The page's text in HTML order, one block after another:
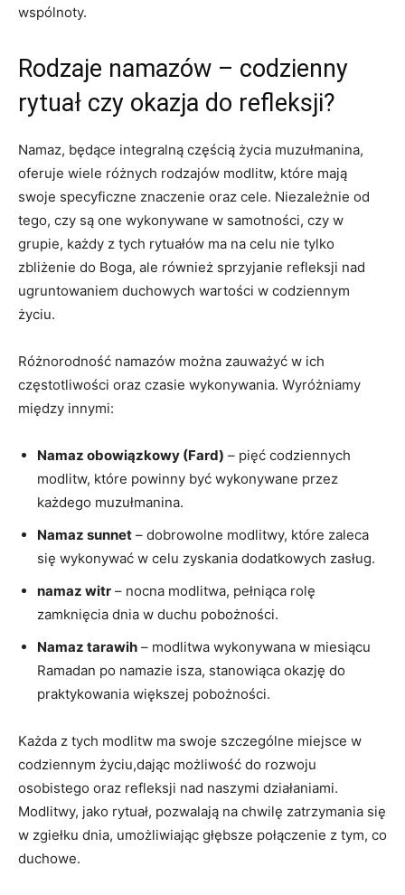
wspólnoty.
Rodzaje namazów – ⁤codzienny
⁤rytuał czy okazja do refleksji?
Namaz, będące integralną ⁤częścią życia muzułmanina,
oferuje wiele ⁤różnych ⁢rodzajów modlitw, które mają
swoje specyficzne znaczenie oraz⁤ cele. Niezależnie ‍od
⁤tego, czy są⁤ one⁤ wykonywane w samotności, czy w
⁤grupie, każdy‌ z tych rytuałów ma na celu nie tylko
zbliżenie⁢ do Boga, ale również⁣ sprzyjanie ‍refleksji nad
ugruntowaniem duchowych wartości w codziennym
życiu.
Różnorodność ​namazów można zauważyć w ​ich
częstotliwości⁤ oraz czasie wykonywania. Wyróżniamy
między innymi:
Namaz obowiązkowy (Fard) – pięć codziennych
modlitw,⁣ które powinny ​być wykonywane przez
każdego muzułmanina.
Namaz sunnet – ⁣dobrowolne modlitwy,​ które zaleca
się wykonywać ‌w celu zyskania dodatkowych zasług.
namaz ​witr – nocna modlitwa, pełniąca rolę
zamknięcia dnia w duchu pobożności.
Namaz‍ tarawih – modlitwa wykonywana w ⁤miesiącu
Ramadan po namazie isza, stanowiąca ⁢okazję‍ do
praktykowania⁤ większej pobożności.
Każda ⁢z ⁣tych‌ modlitw ma swoje‌ szczególne miejsce w
codziennym życiu,dając możliwość do rozwoju
osobistego oraz refleksji nad naszymi działaniami.
Modlitwy, jako ⁢rytuał, pozwalają na chwilę zatrzymania się
w​ zgiełku dnia, umożliwiając⁤ głębsze ⁤połączenie z tym, co
duchowe.